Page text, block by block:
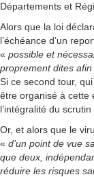
Départements et
Alors que la loi
l’échéance d’un
« possible et
proprement dites
Si ce second tour,
être organisé à cette
l’intégralité du
Or, et alors que le
« d’un point de vue
que deux,
réduire les risques